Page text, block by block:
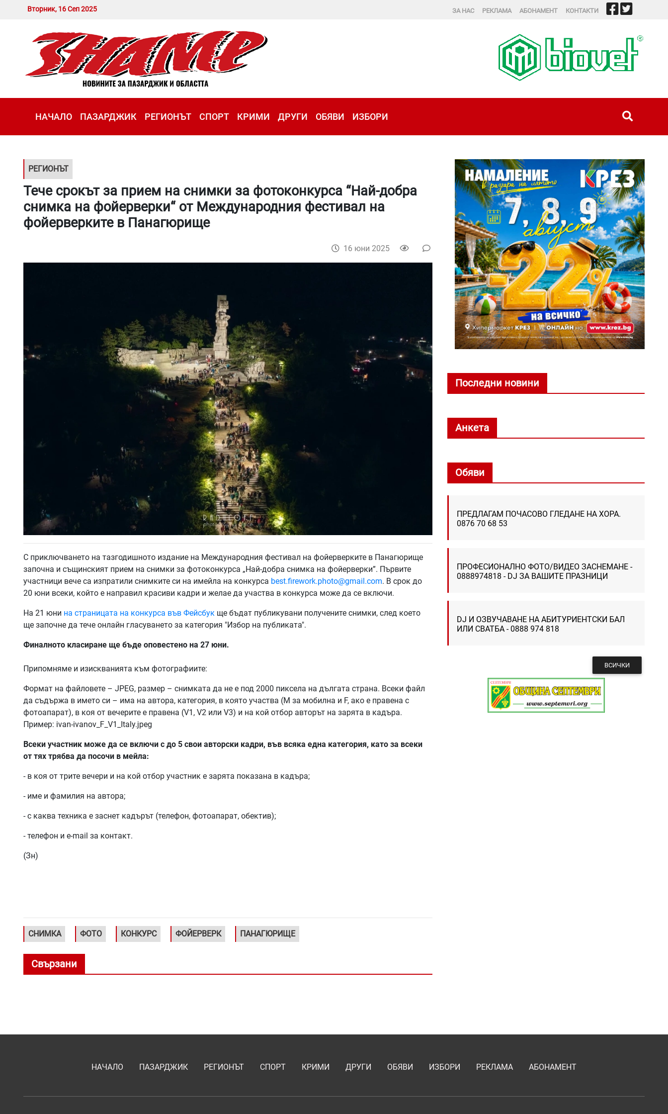
Вторник, 16 Сеп 2025 ЗА НАС РЕКЛАМА АБОНАМЕНТ КОНТАКТИ
НАЧАЛО ПАЗАРДЖИК РЕГИОНЪТ СПОРТ КРИМИ ДРУГИ ОБЯВИ ИЗБОРИ
РЕГИОНЪТ
Тече срокът за прием на снимки за фотоконкурса “Най-добра
снимка на фойерверки“ от Международния фестивал на
фойерверките в Панагюрище
16 юни 2025
С приключването на тазгодишното издание на Международния фестивал на фойерверките в Панагюрище
започна и същинският прием на снимки за фотоконкурса „Най-добра снимка на фойерверки”. Първите
участници вече са изпратили снимките си на имейла на конкурса best.firework.photo@gmail.com. В срок до
20 юни всеки, който е направил красиви кадри и желае да участва в конкурса може да се включи.
На 21 юни на страницата на конкурса във Фейсбук ще бъдат публикувани получените снимки, след което
ще започне да тече онлайн гласуването за категория "Избор на публиката".
Финалното класиране ще бъде оповестено на 27 юни.
Припомняме и изискванията към фотографиите:
Формат на файловете – JPEG, размер – снимката да не е под 2000 пиксела на дългата страна. Всеки файл
да съдържа в името си – има на автора, категория, в която участва (М за мобилна и F, ако е правена с
фотоапарат), в коя от вечерите е правена (V1, V2 или V3) и на кой отбор авторът на зарята в кадъра.
Пример: ivan-ivanov_F_V1_Italy.jpeg
Всеки участник може да се включи с до 5 свои авторски кадри, във всяка една категория, като за всеки
от тях трябва да посочи в мейла:
- в коя от трите вечери и на кой отбор участник е зарята показана в кадъра;
- име и фамилия на автора;
- с каква техника е заснет кадърът (телефон, фотоапарат, обектив);
- телефон и е-mail за контакт.
(Зн)
СНИМКА ФОТО КОНКУРС ФОЙЕРВЕРК ПАНАГЮРИЩЕ
Свързани
Последни новини
Анкета
Обяви
ПРЕДЛАГАМ ПОЧАСОВО ГЛЕДАНЕ НА ХОРА.
0876 70 68 53
ПРОФЕСИОНАЛНО ФОТО/ВИДЕО ЗАСНЕМАНЕ -
0888974818 - DJ ЗА ВАШИТЕ ПРАЗНИЦИ
DJ И ОЗВУЧАВАНЕ НА АБИТУРИЕНТСКИ БАЛ
ИЛИ СВАТБА - 0888 974 818
ВСИЧКИ
НАЧАЛО ПАЗАРДЖИК РЕГИОНЪТ СПОРТ КРИМИ ДРУГИ ОБЯВИ ИЗБОРИ РЕКЛАМА АБОНАМЕНТ